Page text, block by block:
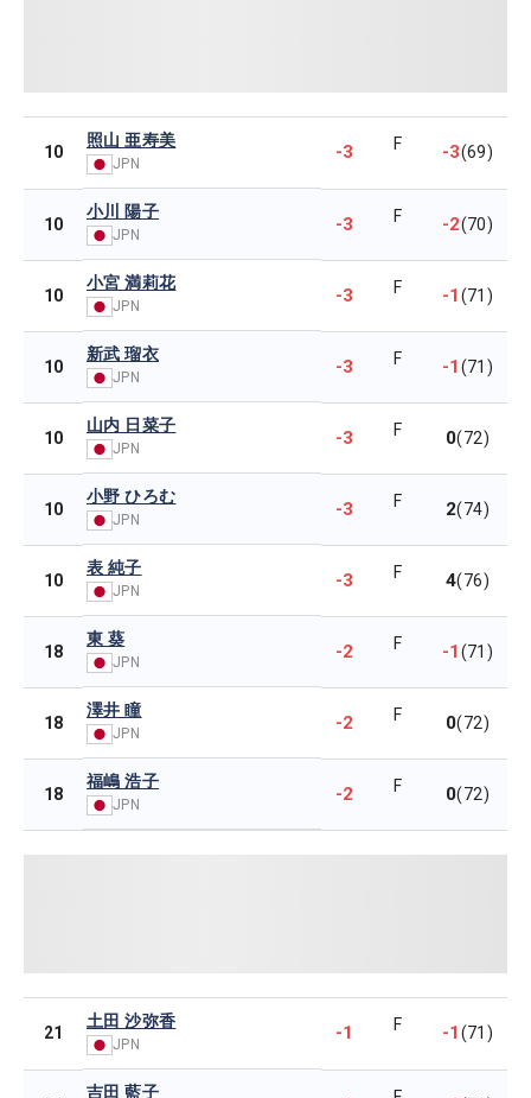
10
照山 亜寿美
JPN
-3 F -3(69)
10
小川 陽子
JPN -3 F -2(70)
10
小宮 満莉花
JPN -3 F -1(71)
10
新武 瑠衣
JPN -3 F -1(71)
10
山内 日菜子
JPN -3 F 0(72)
10
小野 ひろむ
JPN -3 F 2(74)
10
表 純子
JPN -3 F 4(76)
18
東 葵
JPN -2 F -1(71)
18
澤井 瞳
JPN -2 F 0(72)
18
福嶋 浩子
JPN -2 F 0(72)
21
土田 沙弥香
JPN
-1 F -1(71)
吉田 藍子